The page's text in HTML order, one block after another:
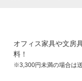
オフィス家具や文房
料！
※3,300円未満の場合は